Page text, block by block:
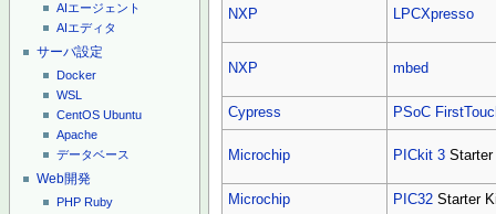
AIエージェント
AIエディタ
サーバ設定
Docker
WSL
CentOS Ubuntu
Apache
データベース
Web開発
PHP Ruby
NXP LPCXpresso
NXP mbed
Cypress PSoC
Microchip PICkit 3
Microchip PIC32 Starter